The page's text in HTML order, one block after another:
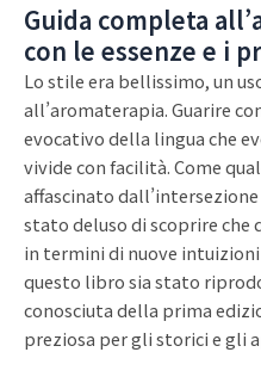
Guida completa
con le essenze e i
Lo stile era bellissimo, un
all’aromaterapia. Guarire
evocativo della lingua che
vivide con facilità. Come
affascinato
stato deluso di scoprire
in termini di nuove
questo libro sia stato
conosciuta della prima
preziosa per gli storici e gli